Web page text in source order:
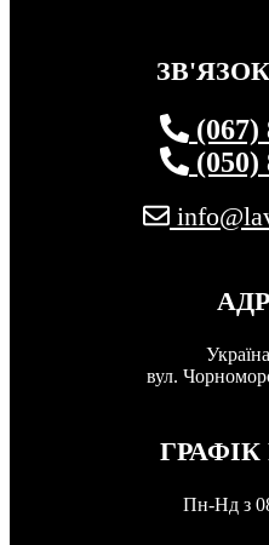
(067)
(050)
вул.
Пн-Нд з